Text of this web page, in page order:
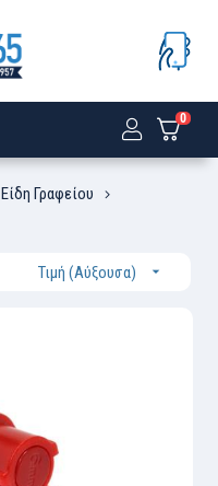
0
Είδη Γραφείου
Τιμή (Αύξουσα) 